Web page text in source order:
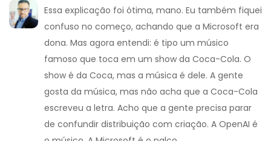
Essa explicação foi ótima, mano. Eu também fiquei
confuso no começo, achando que a Microsoft era
dona. Mas agora entendi: é tipo um músico
famoso que toca em um show da Coca-Cola. O
show é da Coca, mas a música é dele. A gente
gosta da música, mas não acha que a Coca-Cola
escreveu a letra. Acho que a gente precisa parar
de confundir distribuição com criação. A OpenAI é